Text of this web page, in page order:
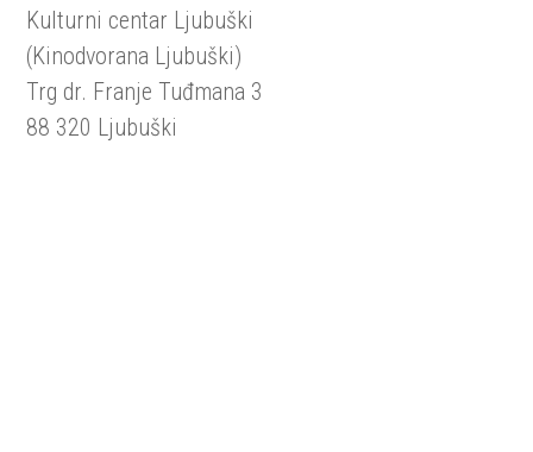
Kulturni centar Ljubuški
(Kinodvorana Ljubuški)
Trg dr. Franje Tuđmana 3
88 320 Ljubuški